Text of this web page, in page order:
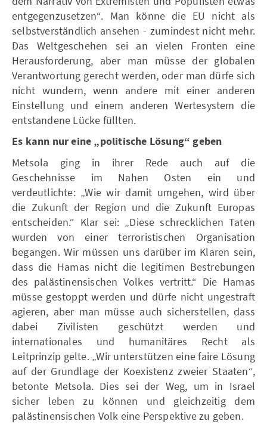
entgegenzusetzen“. Man könne die EU nicht als
selbstverständlich ansehen - zumindest nicht mehr.
Das Weltgeschehen sei an vielen Fronten eine
Herausforderung, aber man müsse der globalen
Verantwortung gerecht werden, oder man dürfe sich
nicht wundern, wenn andere mit einer anderen
Einstellung und einem anderen Wertesystem die
entstandene Lücke füllten.
Es kann nur eine „politische Lösung“ geben
Metsola ging in ihrer Rede auch auf die
Geschehnisse im Nahen Osten ein und
verdeutlichte: „Wie wir damit umgehen, wird über
die Zukunft der Region und die Zukunft Europas
entscheiden.“ Klar sei: „Diese schrecklichen Taten
wurden von einer terroristischen Organisation
begangen. Wir müssen uns darüber im Klaren sein,
dass die Hamas nicht die legitimen Bestrebungen
des palästinensischen Volkes vertritt.“ Die Hamas
müsse gestoppt werden und dürfe nicht ungestraft
agieren, aber man müsse auch sicherstellen, dass
dabei Zivilisten geschützt werden und
internationales und humanitäres Recht als
Leitprinzip gelte. „Wir unterstützen eine faire Lösung
auf der Grundlage der Koexistenz zweier Staaten“,
betonte Metsola. Dies sei der Weg, um in Israel
sicher leben zu können und gleichzeitig dem
palästinensischen Volk eine Perspektive zu geben.